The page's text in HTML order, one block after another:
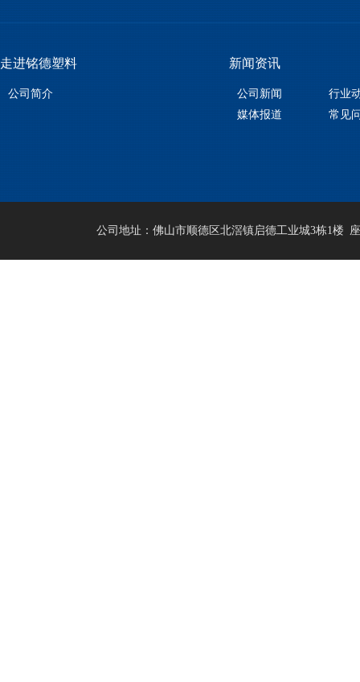
走进铭德塑料
公司简介
新闻资讯
公司新闻
行业
媒体报道
常见
公司地址：佛山市顺德区北滘镇启德工业城3栋1楼